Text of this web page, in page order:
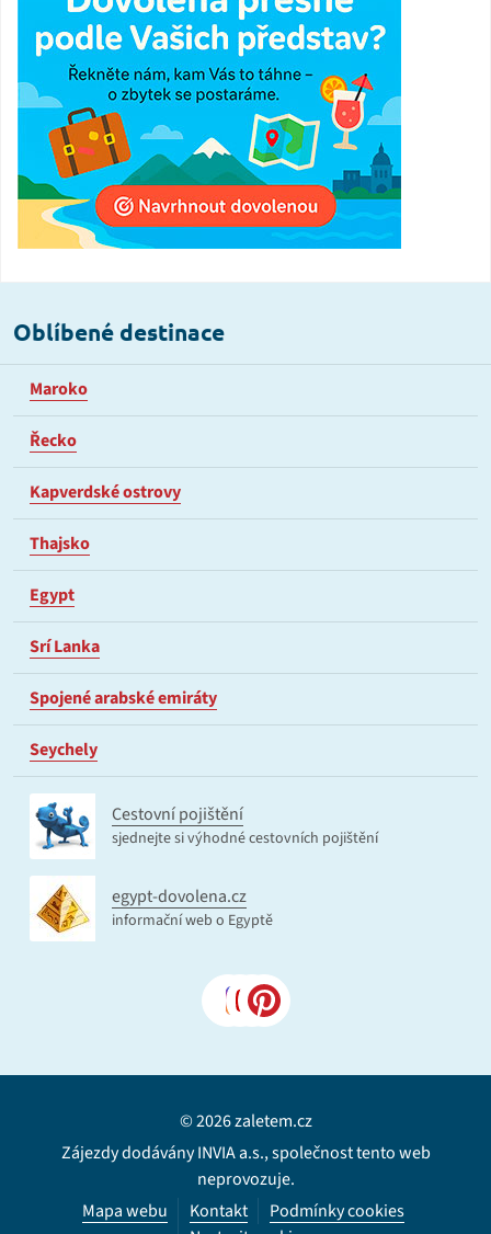
Oblíbené destinace
Maroko
Řecko
Kapverdské ostrovy
Thajsko
Egypt
Srí Lanka
Spojené arabské emiráty
Seychely
Cestovní pojištění
sjednejte si výhodné cestovních pojištění
egypt-dovolena.cz
informační web o Egyptě
© 2026 zaletem.cz
Zájezdy dodávány INVIA a.s., společnost tento web
neprovozuje.
Mapa webu
Kontakt
Podmínky cookies